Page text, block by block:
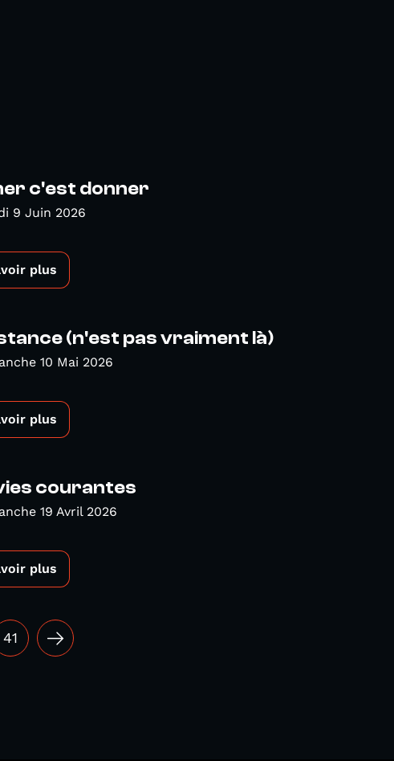
c'est donner
9 Juin 2026
plus
(n'est pas vraiment là)
10 Mai 2026
plus
courantes
19 Avril 2026
plus
41